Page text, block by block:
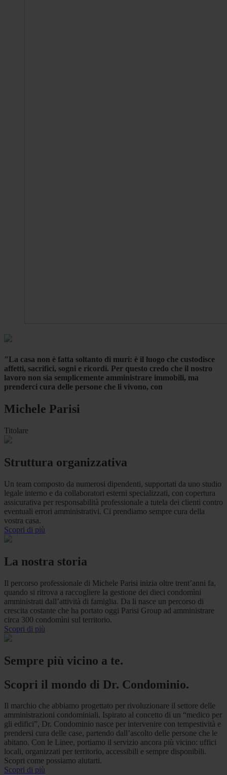
"La casa non è fatta soltanto di muri: è il luogo che custodisce
affetti, sacrifici, sogni e ricordi. Per questo credo che il nostro
lavoro non sia semplicemente amministrare immobili, ma
prenderci cura delle persone che li vivono, con
Michele Parisi
Titolare
Struttura organizzativa
Un team composto da numerosi dipendenti, supportati da uno studio
legale interno e da collaboratori esterni specializzati, con copertura
assicurativa per responsabilità professionale a tutela dei clienti contro
eventuali errori amministrativi. Ci prendiamo sempre cura della
vostra casa.
Scopri di più
La nostra storia
Il percorso professionale di Michele Parisi inizia oltre trent’anni fa,
quando si ritrova a raccogliere la gestione dei dieci condomìni
amministrati dall’attività di famiglia. Da li nasce un percorso di
crescita costante che ha portato oggi Parisi Group ad amministrare
circa 300 condomìni sul territorio.
Scopri di più
Sempre più vicino a te.
Scopri il mondo di Dr. Condominio.
Il marchio che abbiamo progettato per rivoluzionare il settore delle
amministrazioni condominiali. Ispirato al concetto di un “medico per
gli edifici”, Dr. Condominio nasce per intervenire con tempestività e
prendersi cura delle case, partendo dall’ascolto delle persone che le
abitano. Con le Linee, portiamo il servizio ancora più vicino: uffici
locali, organizzati per territorio, accessibili e sempre disponibili.
Scopri come possiamo aiutarti.
Scopri di più